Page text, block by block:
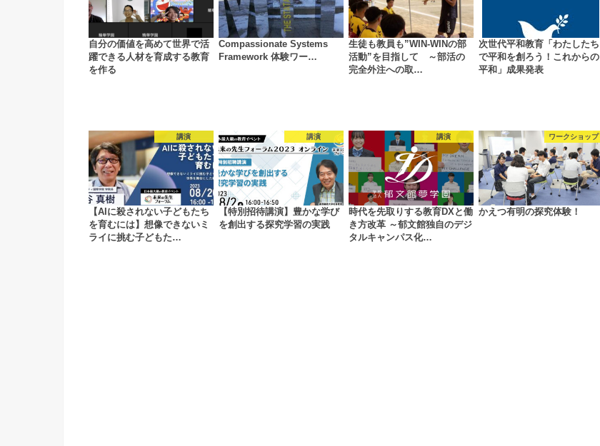
自分の価値を高めて世界で活
躍できる人材を育成する教育
を作る
Compassionate Systems
Framework 体験ワー…
生徒も教員も”WIN‐WINの部
活動”を目指して ～部活の
完全外注への取…
次世代平和教育「わたしたち
で平和を創ろう！これからの
平和」成果発表
講演
【AIに殺されない子どもたち
を育むには】想像できないミ
ライに挑む子どもた…
講演
【特別招待講演】豊かな学び
を創出する探究学習の実践
講演
時代を先取りする教育DXと働
き方改革 ～郁文館独自のデジ
タルキャンパス化…
ワークショップ
かえつ有明の探究体験！